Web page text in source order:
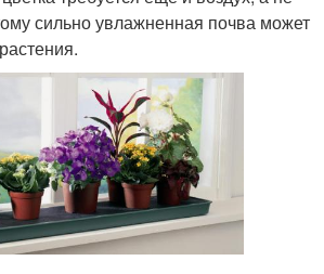
сильно увлажненная почва может